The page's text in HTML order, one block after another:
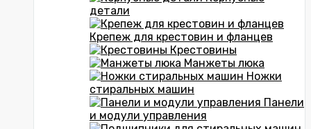
детали
Крепеж для крестовин и фланцев
Крестовины
Манжеты люка
Ножки
стиральных машин
Панели
и модули управления